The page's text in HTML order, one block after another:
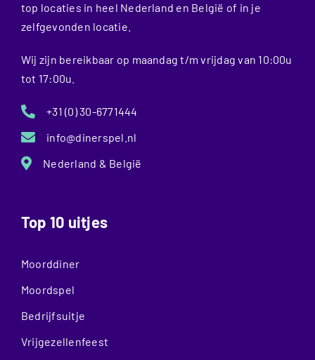
top locaties in heel Nederland en België of in je
zelfgevonden locatie.
Wij zijn bereikbaar op maandag t/m vrijdag van 10:00u
tot 17:00u.
+31 (0) 30-6771444
info@dinerspel.nl
Nederland & België
Top 10 uitjes
Moorddiner
Moordspel
Bedrijfsuitje
Vrijgezellenfeest